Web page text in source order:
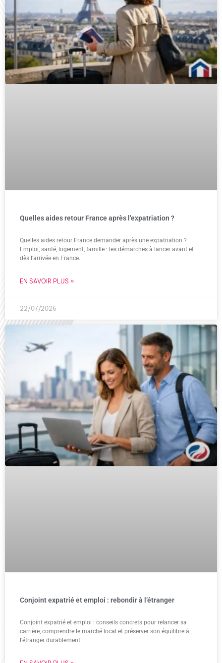
Quelles aides retour France après l’expatriation ?
Quelles aides retour France demander après une expatriation ?
Emploi, santé, logement, famille : les démarches à lancer avant et
dès l’arrivée en France.
EN SAVOIR PLUS »
22/07/2026
Conjoint expatrié et emploi : rebondir à l’étranger
Conjoint expatrié et emploi : conseils concrets pour relancer sa
carrière, comprendre le marché local et préserver son équilibre à
l’étranger durablement.